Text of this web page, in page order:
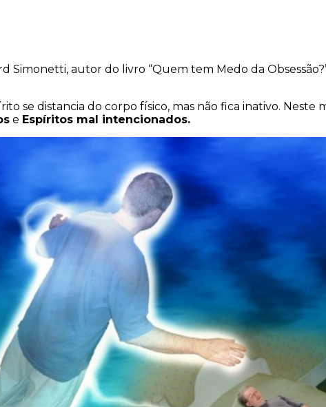
Simonetti, autor do livro “Quem tem Medo da
se distancia do corpo físico, mas não fica inativo.
e Espíritos mal intencionados.